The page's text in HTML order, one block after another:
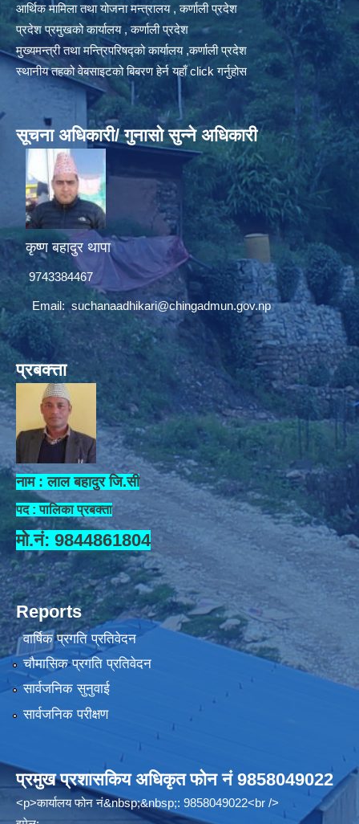
आर्थिक मामिला तथा योजना मन्त्रालय , कर्णाली प्रदेश
प्रदेश प्रमुखको कार्यालय , कर्णाली प्रदेश
मुख्यमन्त्री तथा मन्त्रिपरिषद्को कार्यालय ,कर्णाली प्रदेश
स्थानीय तहको वेबसाइटको बिबरण हेर्न यहाँ click गर्नुहोस
सूचना अधिकारी/ गुनासो सुन्ने अधिकारी
कृष्ण बहादुर थापा
9743384467
Email:suchanaadhikari@chingadmun.gov.np
प्रबक्त्ता
नाम : लाल बहादुर जि.सी
पद : पालिका प्रबक्ता
मो.नं: 9844861804
Reports
वार्षिक प्रगति प्रतिवेदन
चौमासिक प्रगति प्रतिवेदन
सार्वजनिक सुनुवाई
सार्वजनिक परीक्षण
प्रमुख प्रशासकिय अधिकृत फोन नं 9858049022
<p>कार्यालय फोन नं&nbsp;&nbsp;: 9858049022<br />